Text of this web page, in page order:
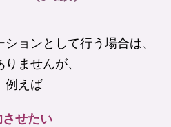
ョンとして行う場合は、
ませんが、
例えば
せたい